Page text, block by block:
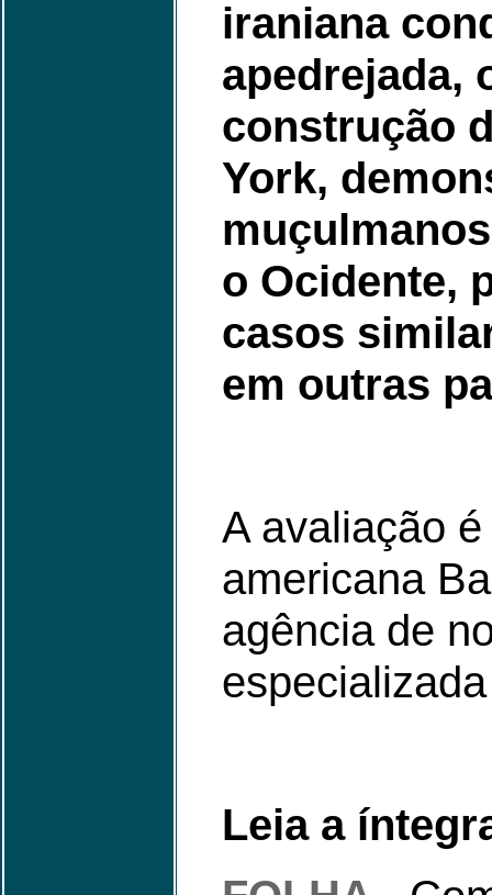
iraniana
apedrejada,
construção
York,
o Ocidente,
casos
em outras
A avaliação
americana
agência de
Leia a